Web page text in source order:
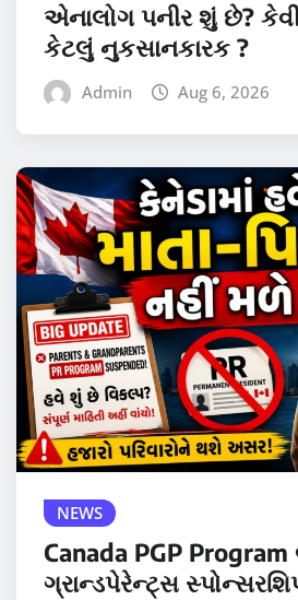
એનાલોગ પનીર શું છે?
કેટલું નુકસાનકારક ?
Admin Aug 6, 2026
NEWS
Canada PGP
ગ્રાન્ડપેરેન્ટ્સ